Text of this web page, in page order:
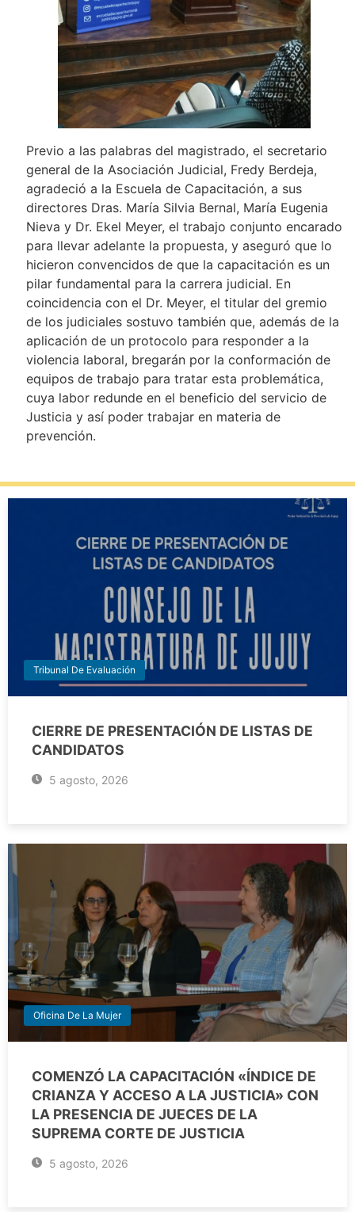
Previo a las palabras del magistrado, el secretario
general de la Asociación Judicial, Fredy Berdeja,
agradeció a la Escuela de Capacitación, a sus
directores Dras. María Silvia Bernal, María Eugenia
Nieva y Dr. Ekel Meyer, el trabajo conjunto encarado
para llevar adelante la propuesta, y aseguró que lo
hicieron convencidos de que la capacitación es un
pilar fundamental para la carrera judicial. En
coincidencia con el Dr. Meyer, el titular del gremio
de los judiciales sostuvo también que, además de la
aplicación de un protocolo para responder a la
violencia laboral, bregarán por la conformación de
equipos de trabajo para tratar esta problemática,
cuya labor redunde en el beneficio del servicio de
Justicia y así poder trabajar en materia de
prevención.
Tribunal De Evaluación
CIERRE DE PRESENTACIÓN DE LISTAS DE
CANDIDATOS
5 agosto, 2026
Oficina De La Mujer
COMENZÓ LA CAPACITACIÓN «ÍNDICE DE
CRIANZA Y ACCESO A LA JUSTICIA» CON
LA PRESENCIA DE JUECES DE LA
SUPREMA CORTE DE JUSTICIA
5 agosto, 2026